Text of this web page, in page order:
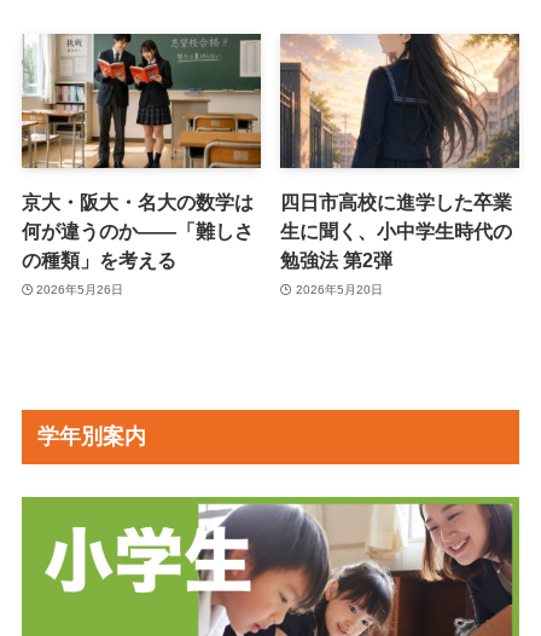
京大・阪大・名大の数学は
何が違うのか――「難しさ
の種類」を考える
2026年5月26日
四日市高校に進学した卒業
生に聞く、小中学生時代の
勉強法 第2弾
2026年5月20日
学年別案内